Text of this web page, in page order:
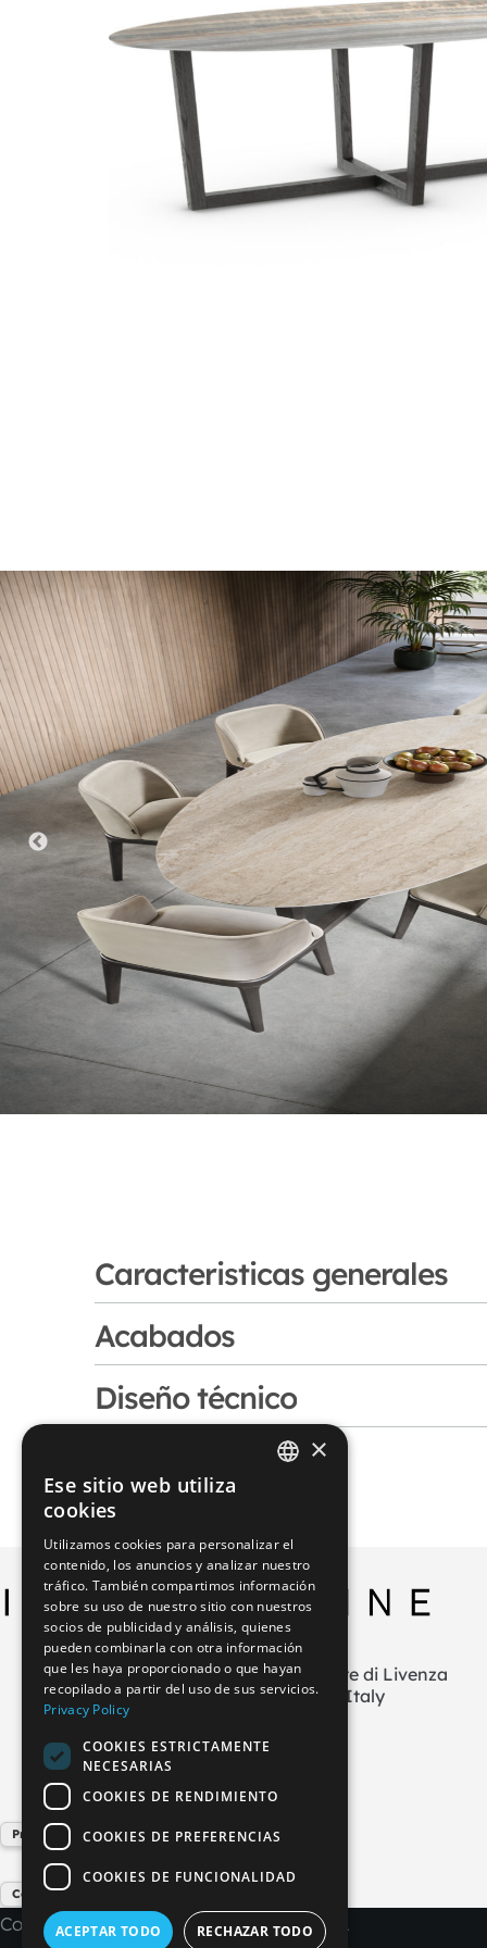
Caracteristicas generales
Mesa cuadrada, rectangular, redonda u
soporte entrelazada.
Acabados
Cerámica
HPL
Madera
Diseño técnico
Via L.Zecchetto n.1 – ZI La Salute di Livenza
30029 San Stino di Livenza (VE) Italy
+39 0421 290378
info@imperial-line.com
Privacy Policy
Cookie Policy
Copyright © 2026 - IMPERIAL LINE SRL
ENGLISH
FRENCH
SPANISH
×
Ese sitio web utiliza
cookies
Utilizamos cookies para personalizar el
contenido, los anuncios y analizar nuestro
tráfico. También compartimos información
sobre su uso de nuestro sitio con nuestros
socios de publicidad y análisis, quienes
pueden combinarla con otra información
que les haya proporcionado o que hayan
recopilado a partir del uso de sus servicios.
Privacy Policy
COOKIES ESTRICTAMENTE
NECESARIAS
COOKIES DE RENDIMIENTO
COOKIES DE PREFERENCIAS
COOKIES DE FUNCIONALIDAD
ACEPTAR TODO RECHAZAR TODO